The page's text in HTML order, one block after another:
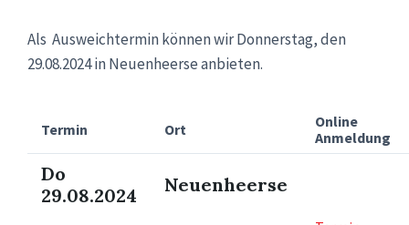
Als Ausweichtermin können wir Donnerstag, den
29.08.2024 in Neuenheerse anbieten.
Termin Ort
Online
Anmeldung
Do
29.08.2024
Neuenheerse